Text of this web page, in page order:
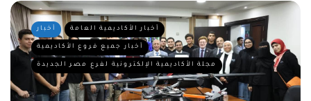
أخبار أخبار الأكاديمية العامة
أخبار جميع فروع الأكاديمية
مجلة الأكاديمية الإلكترونية لفرع مصر الجديدة